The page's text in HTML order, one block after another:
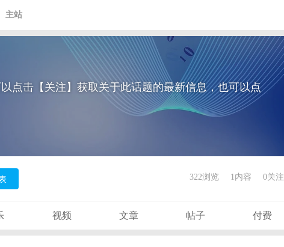
主站
点击【关注】获取关于此话题的最新信息，也可以点
322浏览 1内容 0关注
视频 文章 帖子 付费